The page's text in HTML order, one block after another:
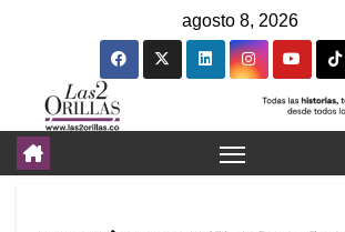
agosto 8, 2026